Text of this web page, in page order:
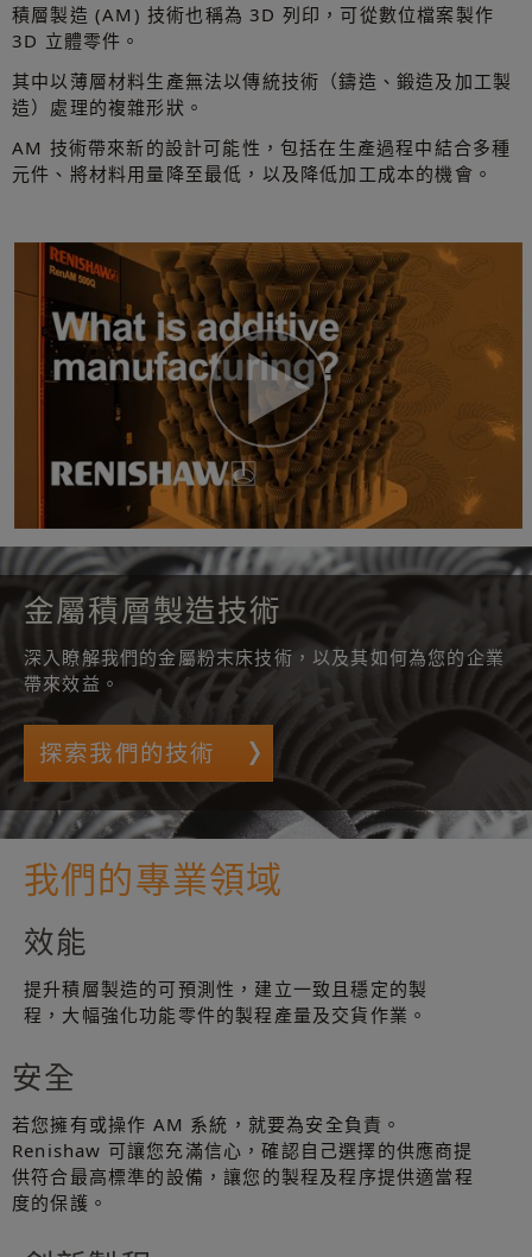
積層製造 (AM) 技術也稱為 3D 列印，可從數位檔案製作
3D 立體零件。
其中以薄層材料生產無法以傳統技術（鑄造、鍛造及加工製
造）處理的複雜形狀。
AM 技術帶來新的設計可能性，包括在生產過程中結合多種
元件、將材料用量降至最低，以及降低加工成本的機會。
金屬積層製造技術
深入瞭解我們的金屬粉末床技術，以及其如何為您的企業
帶來效益。
探索我們的技術
我們的專業領域
效能
提升積層製造的可預測性，建立一致且穩定的製
程，大幅強化功能零件的製程產量及交貨作業。
安全
若您擁有或操作 AM 系統，就要為安全負責。
Renishaw 可讓您充滿信心，確認自己選擇的供應商提
供符合最高標準的設備，讓您的製程及程序提供適當程
度的保護。